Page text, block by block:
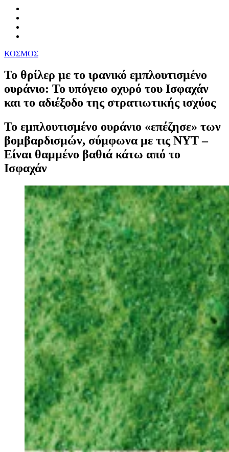
ΚΟΣΜΟΣ
Το θρίλερ με το ιρανικό εμπλουτισμένο
ουράνιο: Το υπόγειο οχυρό του Ισφαχάν
και το αδιέξοδο της στρατιωτικής ισχύος
Το εμπλουτισμένο ουράνιο «επέζησε» των
βομβαρδισμών, σύμφωνα με τις NYT –
Είναι θαμμένο βαθιά κάτω από το
Ισφαχάν